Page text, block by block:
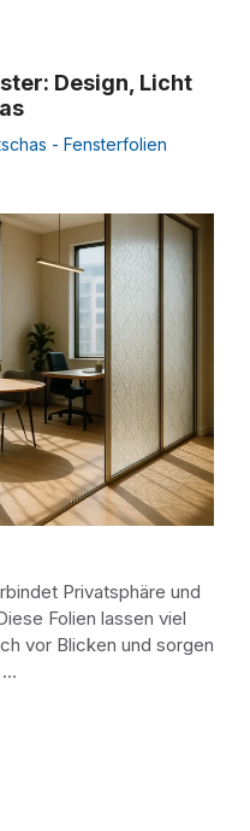
Design, Licht
- Fensterfolien
Privatsphäre und
Folien lassen viel
vor Blicken und sorgen
…